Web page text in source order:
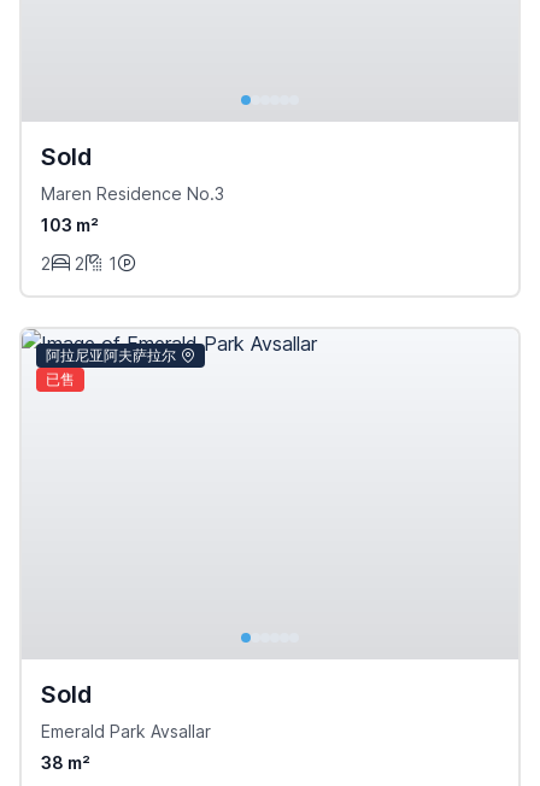
Sold
Maren Residence No.3
103 m²
2
2 1
阿拉尼亚阿夫萨拉尔
已售
Sold
Emerald Park Avsallar
38 m²